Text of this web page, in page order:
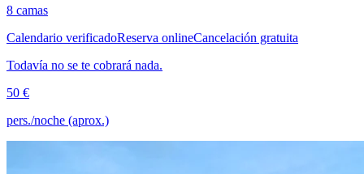
8 camas
Calendario verificadoReserva onlineCancelación gratuita
Todavía no se te cobrará nada.
50 €
pers./noche (aprox.)